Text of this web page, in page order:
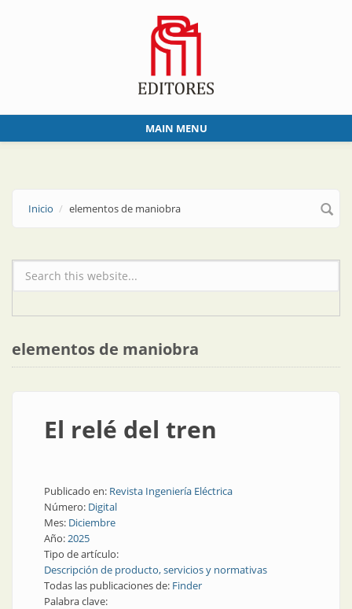
MAIN MENU
Inicio elementos de maniobra
Formulario de búsqueda
elementos de maniobra
El relé del tren
Publicado en: Revista Ingeniería Eléctrica
Número: Digital
Mes: Diciembre
Año:2025
Tipo de artículo:
Descripción de producto, servicios y normativas
Todas las publicaciones de: Finder
Palabra clave: